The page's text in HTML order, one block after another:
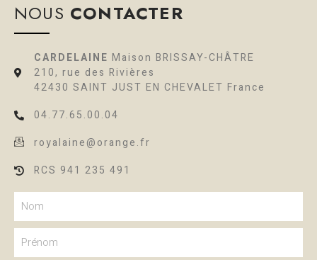
NOUS CONTACTER
CARDELAINE Maison BRISSAY-CHÂTRE
210, rue des Rivières
42430 SAINT JUST EN CHEVALET France
04.77.65.00.04
royalaine@orange.fr
RCS 941 235 491